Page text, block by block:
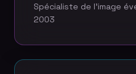
Spécialiste de l'image
2003